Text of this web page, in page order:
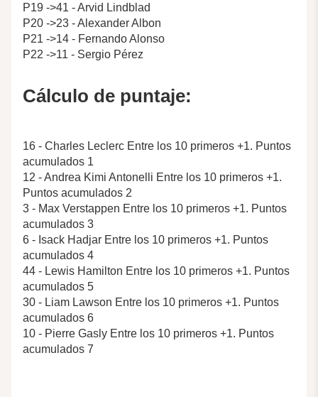
P19 ->41 - Arvid Lindblad
P20 ->23 - Alexander Albon
P21 ->14 - Fernando Alonso
P22 ->11 - Sergio Pérez
Cálculo de puntaje:
16 - Charles Leclerc Entre los 10 primeros +1. Puntos
acumulados 1
12 - Andrea Kimi Antonelli Entre los 10 primeros +1.
Puntos acumulados 2
3 - Max Verstappen Entre los 10 primeros +1. Puntos
acumulados 3
6 - Isack Hadjar Entre los 10 primeros +1. Puntos
acumulados 4
44 - Lewis Hamilton Entre los 10 primeros +1. Puntos
acumulados 5
30 - Liam Lawson Entre los 10 primeros +1. Puntos
acumulados 6
10 - Pierre Gasly Entre los 10 primeros +1. Puntos
acumulados 7